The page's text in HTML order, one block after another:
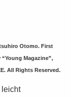
Otomo. First
Magazine”,
All Rights Reserved.
leicht